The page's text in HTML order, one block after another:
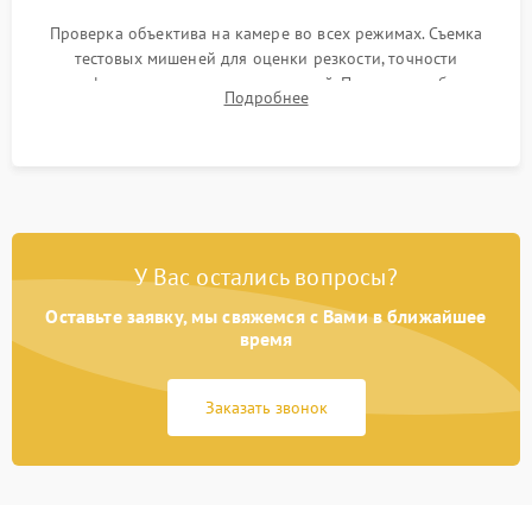
Проверка объектива на камере во всех режимах. Съемка
тестовых мишеней для оценки резкости, точности
автофокуса и отсутствия искажений. Проверка работы
диафрагмы на закрытых значениях и тестирование
Подробнее
У Вас остались вопросы?
Оставьте заявку, мы свяжемся с Вами в ближайшее
время
Заказать звонок